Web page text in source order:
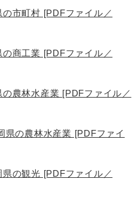
の市町村 [PDFファイル／
の商工業 [PDFファイル／
の農林水産業 [PDFファイル／
県の農林水産業 [PDFファイ
県の観光 [PDFファイル／